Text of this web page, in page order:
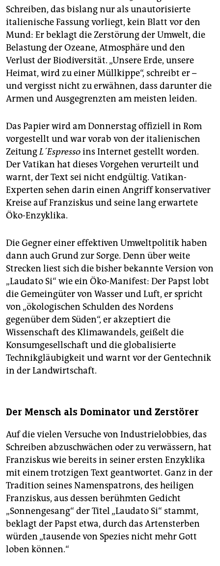
Schreiben, das bislang nur als unautorisierte
italienische Fassung vorliegt, kein Blatt vor den
Mund: Er beklagt die Zerstörung der Umwelt, die
Belastung der Ozeane, Atmosphäre und den
Verlust der Biodiversität. „Unsere Erde, unsere
Heimat, wird zu einer Müllkippe“, schreibt er –
und vergisst nicht zu erwähnen, dass darunter die
Armen und Ausgegrenzten am meisten leiden.
Das Papier wird am Donnerstag offiziell in Rom
vorgestellt und war vorab von der italienischen
ZeitungL´Espressoins Internet gestellt worden.
Der Vatikan hat dieses Vorgehen verurteilt und
warnt, der Text sei nicht endgültig. Vatikan-
Experten sehen darin einen Angriff konservativer
Kreise auf Franziskus und seine lang erwartete
Öko-Enzyklika.
Die Gegner einer effektiven Umweltpolitik haben
dann auch Grund zur Sorge. Denn über weite
Strecken liest sich die bisher bekannte Version von
„Laudato Si“ wie ein Öko-Manifest: Der Papst lobt
die Gemeingüter von Wasser und Luft, er spricht
von „ökologischen Schulden des Nordens
gegenüber dem Süden“, er akzeptiert die
Wissenschaft des Klimawandels, geißelt die
Konsumgesellschaft und die globalisierte
Technikgläubigkeit und warnt vor der Gentechnik
in der Landwirtschaft.
Der Mensch als Dominator und Zerstörer
Auf die vielen Versuche von Industrielobbies, das
Schreiben abzuschwächen oder zu verwässern, hat
Franziskus wie bereits in seiner ersten Enzyklika
mit einem trotzigen Text geantwortet. Ganz in der
Tradition seines Namenspatrons, des heiligen
Franziskus, aus dessen berühmten Gedicht
„Sonnengesang“ der Titel „Laudato Si“ stammt,
beklagt der Papst etwa, durch das Artensterben
würden „tausende von Spezies nicht mehr Gott
loben können.“